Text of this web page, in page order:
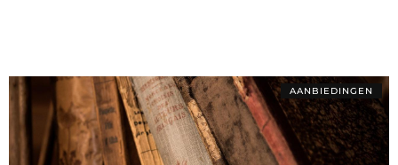
AANBIEDINGEN